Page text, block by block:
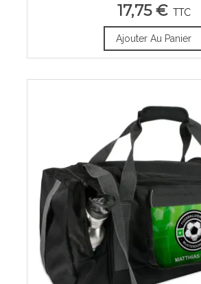
17,75 € TTC
Ajouter Au Panier